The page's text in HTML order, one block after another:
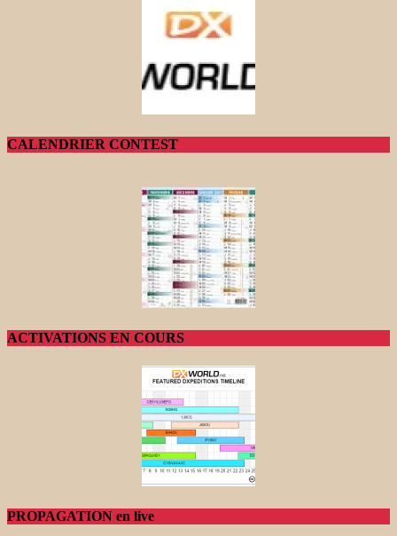
CALENDRIER CONTEST
ACTIVATIONS EN COURS
PROPAGATION en live